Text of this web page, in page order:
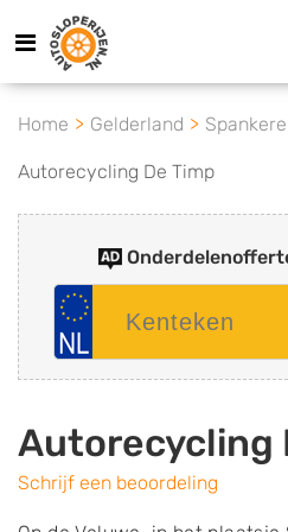
Home Gelderland
Autorecycling De Timp
Autorecycling
Schrijf een beoordeling